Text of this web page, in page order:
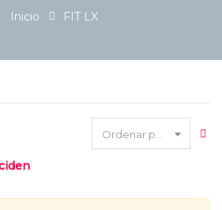
Inicio FIT LX